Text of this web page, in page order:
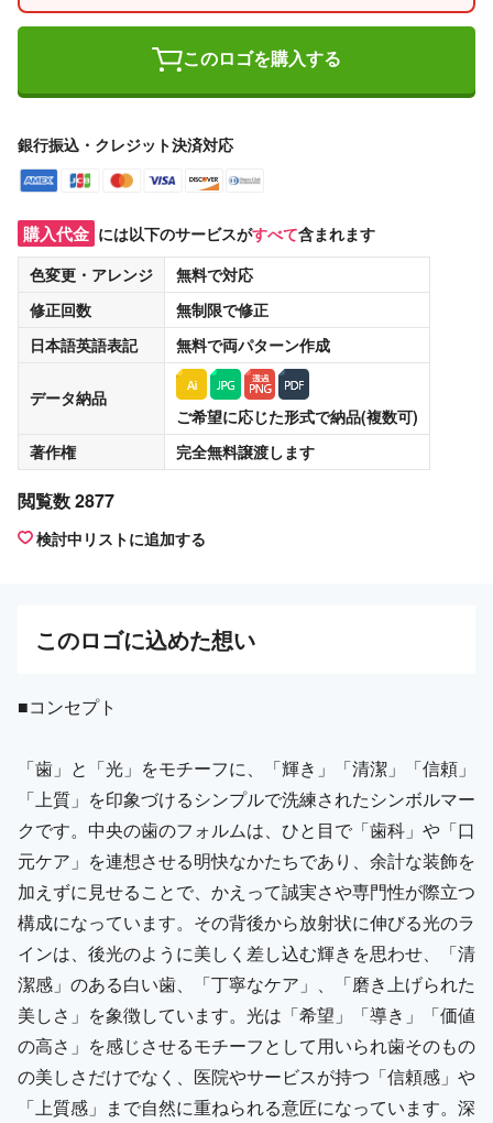
このロゴを購入する
銀行振込・クレジット決済対応
購入代金 には以下のサービスがすべて含まれます
色変更・アレンジ
無料で対応
修正回数
無制限で修正
日本語英語表記
無料で両パターン作成
データ納品
ご希望に応じた形式で納品(複数可)
著作権
完全無料譲渡します
閲覧数 2877
検討中リストに追加する
このロゴに込めた想い
■コンセプト
「歯」と「光」をモチーフに、「輝き」「清潔」「信頼」
「上質」を印象づけるシンプルで洗練されたシンボルマー
クです。中央の歯のフォルムは、ひと目で「歯科」や「口
元ケア」を連想させる明快なかたちであり、余計な装飾を
加えずに見せることで、かえって誠実さや専門性が際立つ
構成になっています。その背後から放射状に伸びる光のラ
インは、後光のように美しく差し込む輝きを思わせ、「清
潔感」のある白い歯、「丁寧なケア」、「磨き上げられた
美しさ」を象徴しています。光は「希望」「導き」「価値
の高さ」を感じさせるモチーフとして用いられ歯そのもの
の美しさだけでなく、医院やサービスが持つ「信頼感」や
「上質感」まで自然に重ねられる意匠になっています。深